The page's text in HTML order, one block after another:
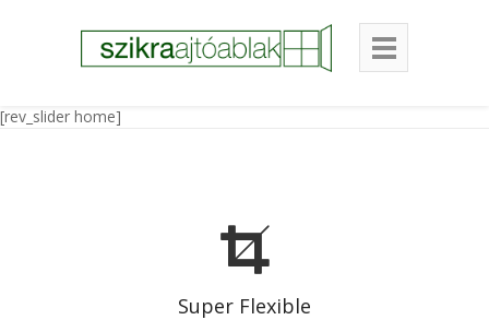
[rev_slider home]
Super Flexible